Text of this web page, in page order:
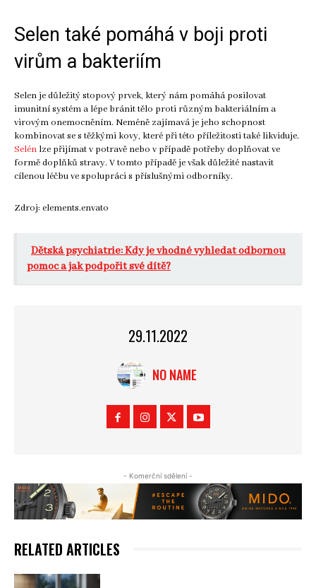
Selen také pomáhá v boji proti
virům a bakteriím
Selen je důležitý stopový prvek, který nám pomáhá posilovat
imunitní systém a lépe bránit tělo proti různým bakteriálním a
virovým onemocněním. Neméně zajímavá je jeho schopnost
kombinovat se s těžkými kovy, které při této příležitosti také likviduje.
Selén lze přijímat v potravě nebo v případě potřeby doplňovat ve
formě doplňků stravy. V tomto případě je však důležité nastavit
cílenou léčbu ve spolupráci s příslušnými odborníky.
Zdroj: elements.envato
Dětská psychiatrie: Kdy je vhodné vyhledat odbornou
pomoc a jak podpořit své dítě?
29.11.2022
NO NAME
- Komerční sdělení -
RELATED ARTICLES